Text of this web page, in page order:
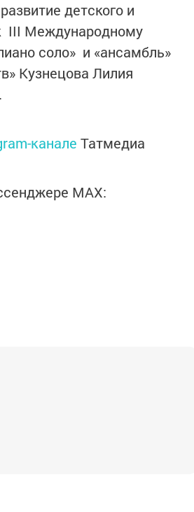
детского и
III Международному
соло» и «ансамбль»
Кузнецова Лилия
канале Татмедиа
MАХ: